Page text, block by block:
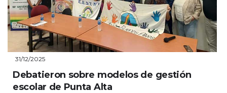
31/12/2025
Debatieron sobre modelos de gestión
escolar de Punta Alta